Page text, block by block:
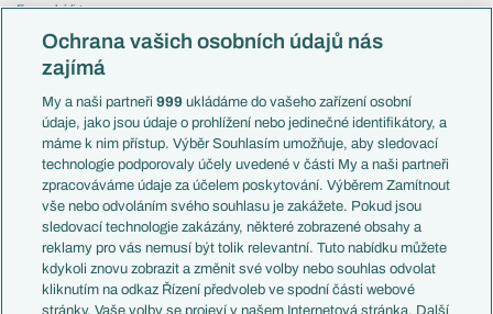
Evropská liga
Mistrovství světa
Liga národů
Témata
Představení týmů MS
EuroSkauting
PL v kostce
Evropské koeficienty
Přestupy
Přestupové spekulace
Zranění
Kluby
Česko
Francie
Itálie
Německo
Španělsko
Argentina
Brazílie
Přestupy
Zápasy
Livescore
Ochrana vašich osobních údajů nás
zajímá
My a naši partneři999 ukládáme do vašeho zařízení osobní
údaje, jako jsou údaje o prohlížení nebo jedinečné identifikátory, a
máme k nim přístup. Výběr Souhlasím umožňuje, aby sledovací
technologie podporovaly účely uvedené v části My a naši partneři
zpracováváme údaje za účelem poskytování. Výběrem Zamítnout
vše nebo odvoláním svého souhlasu je zakážete. Pokud jsou
sledovací technologie zakázány, některé zobrazené obsahy a
reklamy pro vás nemusí být tolik relevantní. Tuto nabídku můžete
kdykoli znovu zobrazit a změnit své volby nebo souhlas odvolat
kliknutím na odkaz Řízení předvoleb ve spodní části webové
stránky. Vaše volby se projeví v našem Internetová stránka. Další